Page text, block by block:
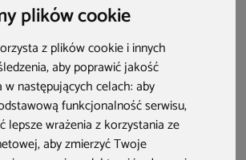
plików cookie
z plików cookie i innych
aby poprawić jakość
w następujących celach:aby
funkcjonalność serwisu,
lepsze wrażenia z korzystania ze
,aby zmierzyć Twoje
mięsień — wszystko w jednej kabinie.
sauna combi!